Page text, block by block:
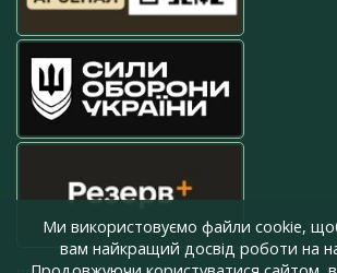
Ми використовуємо файли cookie,
вам найкращий досвід роботи на